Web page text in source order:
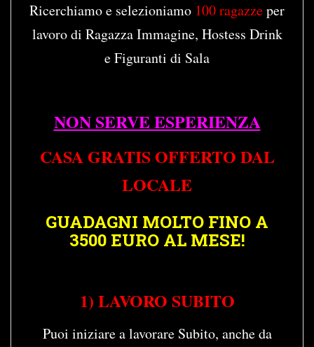
Ricerchiamo e selezioniamo 100 ragazzeper
lavoro di Ragazza Immagine, Hostess Drink
e Figuranti di Sala
NON SERVE ESPERIENZA
CASA GRATIS OFFERTO DAL
LOCALE
GUADAGNI MOLTO FINO A
3500 EURO AL MESE!
1) LAVORO SUBITO
Puoi iniziare a lavorare Subito, anche da